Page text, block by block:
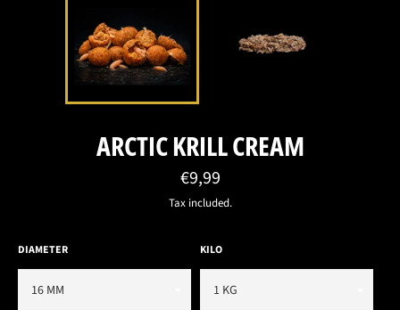
ARCTIC KRILL CREAM
Regular
price
€9,99
Tax included.
DIAMETER KILO